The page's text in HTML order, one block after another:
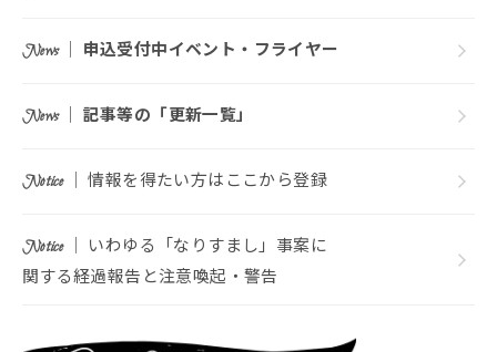
News ｜ 申込受付中イベント・フライヤー
News ｜ 記事等の「更新一覧」
Notice｜ 情報を得たい方はここから登録
Notice｜ いわゆる「なりすまし」事案に
関する経過報告と注意喚起・警告